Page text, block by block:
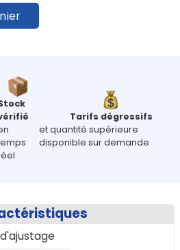
Tarifs dégressifs
et quantité supérieure
disponible sur demande
d'ajustage